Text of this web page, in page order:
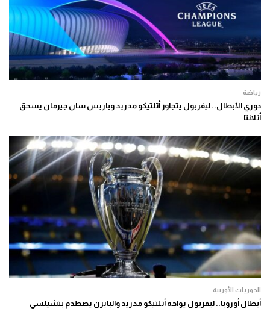
رياضة
دوري الأبطال.. ليفربول يتجاوز أتلتيكو مدريد وباريس سان جيرمان يسحق
أتلانتا
الدوريات الأوربية
أبطال أوروبا.. ليفربول يواجه أتلتيكو مدريد والبايرن يصطدم بتشيلسي